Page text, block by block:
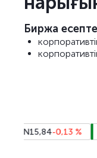
Биржа
15,84-0,13%